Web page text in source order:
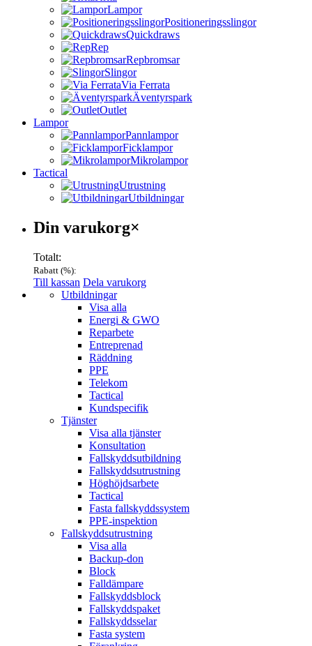
Lampor
Positioneringsslingor
Quickdraws
Rep
Repbromsar
Slingor
Via Ferrata
Äventyrspark
Outlet
Lampor
Pannlampor
Ficklampor
Mikrolampor
Tactical
Utrustning
Utbildningar
Varukorg
Din varukorg×
Totalt:
Rabatt (%):
Till kassan Dela varukorg
Menu Utbildningar
Visa alla
Energi & GWO
Reparbete
Entreprenad
Räddning
PPE
Telekom
Tactical
Kundspecifik
Tjänster
Visa alla tjänster
Konsultation
Fallskyddsutbildning
Fallskyddsutrustning
Höghöjdsarbete
Tactical
Fasta fallskyddssystem
PPE-inspektion
Fallskyddsutrustning
Visa alla
Backup-don
Block
Falldämpare
Fallskyddsblock
Fallskyddspaket
Fallskyddsselar
Fasta system